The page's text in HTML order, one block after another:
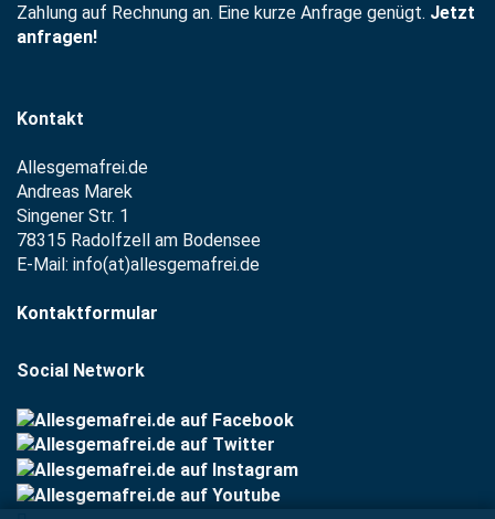
Zahlung auf Rechnung an. Eine kurze Anfrage genügt. Jetzt
anfragen!
Kontakt
Allesgemafrei.de
Andreas Marek
Singener Str. 1
78315 Radolfzell am Bodensee
E-Mail: info(at)allesgemafrei.de
Kontaktformular
Social Network